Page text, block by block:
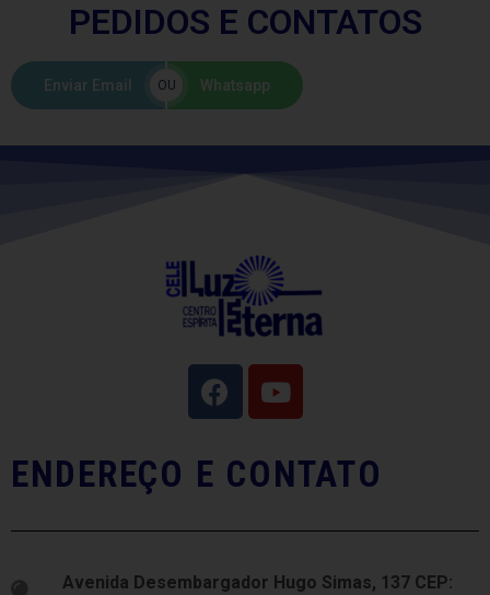
PEDIDOS E CONTATOS
Enviar Email OU Whatsapp
ENDEREÇO E CONTATO
Avenida Desembargador Hugo Simas, 137 CEP: